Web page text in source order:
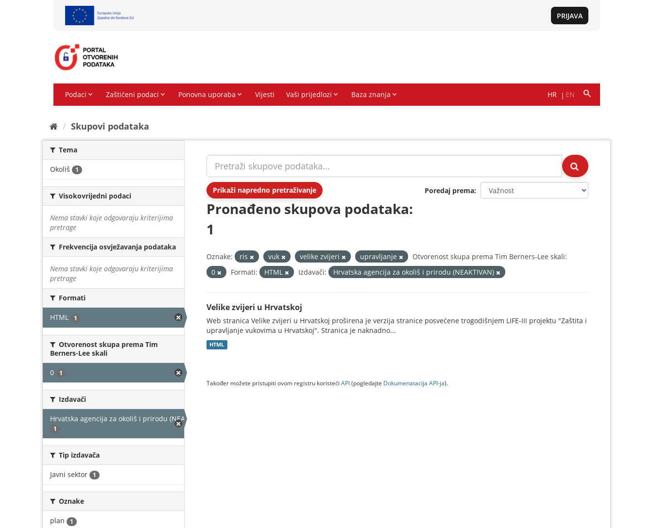
Skupovi podаtаkа
Tema
Okoliš 1
Visokovrijedni podaci
Nema stavki koje odgovaraju kriterijima
pretrage
Frekvencija osvježavanja podataka
Nema stavki koje odgovaraju kriterijima
pretrage
Formati
HTML 1
Otvorenost skupa prema Tim
Berners-Lee skali
0 1
Izdavači
Hrvatska agencija za okoliš i prirodu (NEAKTIVAN)
1
Tip izdavača
Javni sektor 1
Oznake
plan 1
Prikaži napredno pretraživanje Poredaj prema
Pronađeno skupova podataka:
1
Oznake: ris vuk velike zvijeri upravljanje
Otvorenost skupa prema Tim Berners-Lee skali:
0
Formati: HTML Izdavači: Hrvatska agencija za okoliš i prirodu (NEAKTIVAN)
Velike zvijeri u Hrvatskoj
Web stranica Velike zvijeri u Hrvatskoj proširena je verzija stranice posvećene trogodišnjem LIFE-III projektu "Zaštita i
upravljanje vukovima u Hrvatskoj". Stranica je naknadno...
HTML
Također možete pristupiti ovom registru koristeći API(pogledajte Dokumenаtаcijа API-jа).